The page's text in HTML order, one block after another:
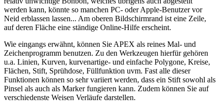
werden kann, könnte so manchen PC- oder Apple-Benutzer vor
Neid erblassen lassen... Am oberen Bildschirmrand ist eine Zeile,
auf deren Fläche eine ständige Online-Hilfe erscheint.
Wie eingangs erwähnt, können Sie APEX als reines Mal- und
Zeichenprogramm benutzen. Zu den Werkzeugen hierfür gehören
u.a. Linien, Kurven, kurvenartige- und einfache Polygone, Kreise,
Flächen, Stift, Sprühdose, Füllfunktion uvm. Fast alle dieser
Funktionen können so sehr variiert werden, dass ein Stift sowohl als
Pinsel als auch als Marker fungieren kann. Zudem können Sie auf
verschiedenste Weisen Verläufe darstellen.